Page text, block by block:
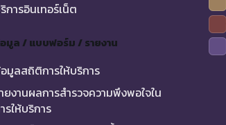
การอินเทอร์เน็ต
มูล / แบบฟอร์ม / รายงาน
มูลสถิติการให้บริการ
ยงานผลการสำรวจความพึงพอใจใน
รให้บริการ